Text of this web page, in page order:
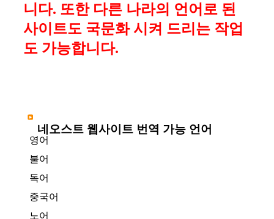
니다. 또한 다른 나라의 언어로 된
사이트도 국문화 시켜 드리는 작업
도 가능합니다.
네오스트 웹사이트 번역 가능 언어
영어
불어
독어
중국어
노어